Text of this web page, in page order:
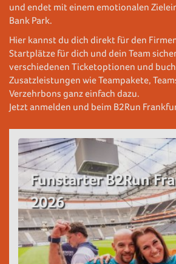
und endet mit einem emotionalen
Bank Park.
Hier kannst du dich direkt für den
Startplätze für dich und dein Team
verschiedenen Ticketoptionen und
Zusatzleistungen wie Teampakete,
Verzehrbons ganz einfach dazu.
Jetzt anmelden und beim B2Run
Funstarter B2Run
2026